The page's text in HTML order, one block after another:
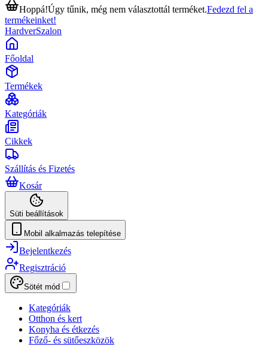
Hoppá!Úgy tűnik, még nem választottál terméket.Fedezd fel a
termékeinket!
HardverSzalon
Főoldal
Termékek
Kategóriák
Cikkek
Szállítás és Fizetés
Kosár
Süti beállítások
Mobil alkalmazás telepítése
Bejelentkezés
Regisztráció
Sötét mód
Kategóriák
Otthon és kert
Konyha és étkezés
Főző- és sütőeszközök